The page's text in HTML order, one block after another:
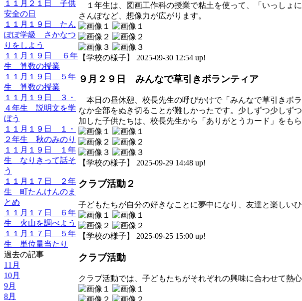
１１月２１日 子供
安全の日
１１月１９日 たん
ぽぽ学級 さかなつ
りをしよう
１１月１９日 ６年
生 算数の授業
１１月１９日 ５年
生 算数の授業
１１月１９日 ３・
４年生 説明文を学
ぼう
１１月１９日 １・
２年生 秋のみのり
１１月１９日 １年
生 なりきって話そ
う
１１月１７日 ２年
生 町たんけんのま
とめ
１１月１７日 ６年
生 火山を調べよう
１１月１７日 ５年
生 単位量当たり
過去の記事
11月
10月
9月
8月
１年生は、図画工作科の授業で粘土を使って、「いっしょ
さんぽなど、想像力が広がります。
【学校の様子】 2025-09-30 12:54 up!
９月２９日 みんなで草引きボランティア
本日の昼休憩、校長先生の呼びかけで「みんなで草引きボ
なか全部をぬき切ることが難しかったです。少しずつ少しず
加した子供たちは、校長先生から「ありがとうカード」をもら
【学校の様子】 2025-09-29 14:48 up!
クラブ活動２
子どもたちが自分の好きなことに夢中になり、友達と楽しい
【学校の様子】 2025-09-25 15:00 up!
クラブ活動
クラブ活動では、子どもたちがそれぞれの興味に合わせて熱